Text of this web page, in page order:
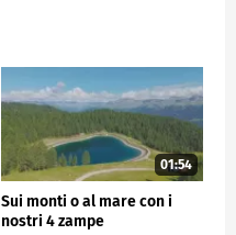
01:54
Sui monti o al mare con i
nostri 4 zampe